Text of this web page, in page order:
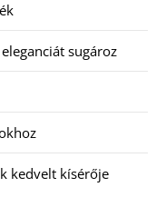
sugároz
kedvelt kísérője